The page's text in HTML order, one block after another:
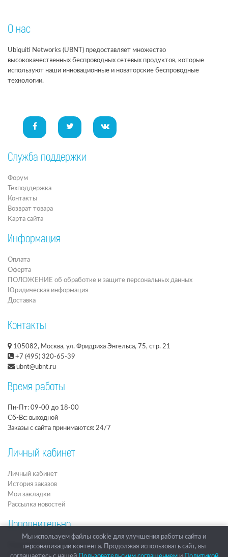
О нас
Ubiquiti Networks (UBNT) предоставляет множество
высококачественных беспроводных сетевых продуктов, которые
используют наши инновационные и новаторские беспроводные
технологии.
Служба поддержки
Форум
Техподдержка
Контакты
Возврат товара
Карта сайта
Информация
Оплата
Оферта
ПОЛОЖЕНИЕ об обработке и защите персональных данных
Юридическая информация
Доставка
Контакты
105082, Москва, ул. Фридриха Энгельса, 75, стр. 21
+7 (495) 320-65-39
ubnt@ubnt.ru
Время работы
Пн-Пт: 09-00 до 18-00
Сб-Вс: выходной
Заказы с сайта принимаются: 24/7
Личный кабинет
Личный кабинет
История заказов
Мои закладки
Рассылка новостей
Дополнительно
Подарочные сертификаты
Партнёры
Мы используем файлы cookie для улучшения работы сайта и
персонализации контента. Продолжая использовать сайт, вы